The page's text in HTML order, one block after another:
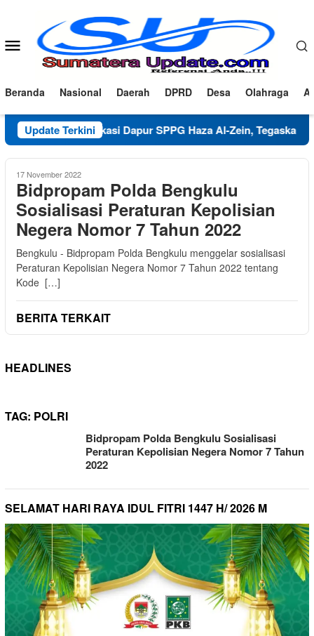
Menu
Mobile
Beranda Nasional Daerah DPRD Desa Olahraga
Update Terkini
Klarifikasi Dapur SPPG Haza Al-Zein, Tegaskan Komitmen
17 November 2022
Bidpropam Polda Bengkulu
Sosialisasi Peraturan Kepolisian
Negera Nomor 7 Tahun 2022
Bengkulu - Bidpropam Polda Bengkulu menggelar sosialisasi
Peraturan Kepolisian Negera Nomor 7 Tahun 2022 tentang
Kode […]
BERITA TERKAIT
HEADLINES
TAG: POLRI
Bidpropam Polda Bengkulu Sosialisasi
Peraturan Kepolisian Negera Nomor 7 Tahun
2022
SELAMAT HARI RAYA IDUL FITRI 1447 H/ 2026 M